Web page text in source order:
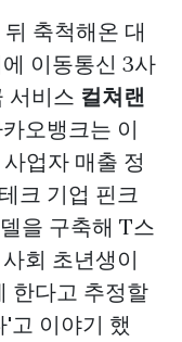
축척해온 대
이동통신 3사
서비스 컬쳐랜
오뱅크는 이
업자 매출 정
크 기업 핀크
을 구축해 T스
회 초년생이
한다고 추정할
고 이야기 했